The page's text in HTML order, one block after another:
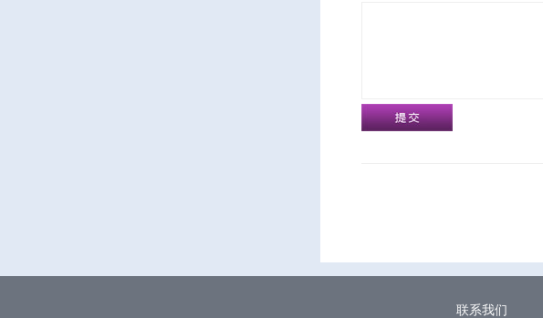
联系我们